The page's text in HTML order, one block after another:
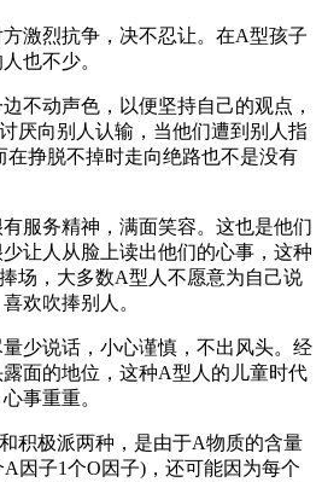
激烈抗争，决不忍让。在A型孩子
也不少。
不动声色，以便坚持自己的观点，
厌向别人认输，当他们遭到别人指
在挣脱不掉时走向绝路也不是没有
服务精神，满面笑容。这也是他们
让人从脸上读出他们的心事，这种
场，大多数A型人不愿意为自己说
欢吹捧别人。
少说话，小心谨慎，不出风头。经
面的地位，这种A型人的儿童时代
事重重。
积极派两种，是由于A物质的含量
因子1个O因子)，还可能因为每个